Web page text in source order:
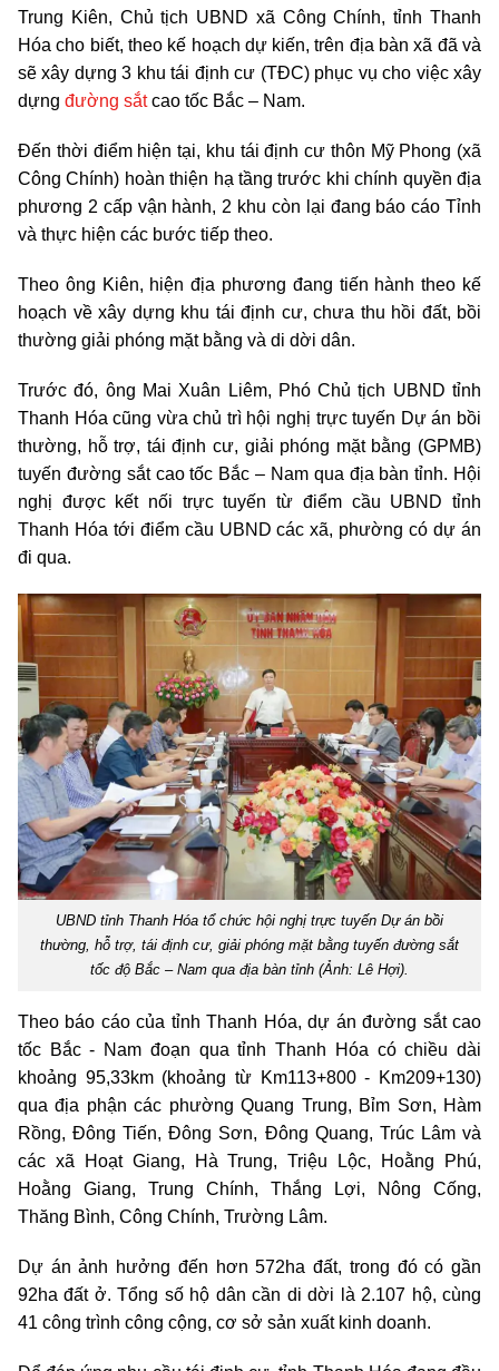
Trung Kiên, Chủ tịch UBND xã Công Chính, tỉnh Thanh
Hóa cho biết, theo kế hoạch dự kiến, trên địa bàn xã đã và
sẽ xây dựng 3 khu tái định cư (TĐC) phục vụ cho việc xây
dựng đường sắtcao tốc Bắc – Nam.
Đến thời điểm hiện tại, khu tái định cư thôn Mỹ Phong (xã
Công Chính) hoàn thiện hạ tầng trước khi chính quyền địa
phương 2 cấp vận hành, 2 khu còn lại đang báo cáo Tỉnh
và thực hiện các bước tiếp theo.
Theo ông Kiên, hiện địa phương đang tiến hành theo kế
hoạch về xây dựng khu tái định cư, chưa thu hồi đất, bồi
thường giải phóng mặt bằng và di dời dân.
Trước đó, ông Mai Xuân Liêm, Phó Chủ tịch UBND tỉnh
Thanh Hóa cũng vừa chủ trì hội nghị trực tuyến Dự án bồi
thường, hỗ trợ, tái định cư, giải phóng mặt bằng (GPMB)
tuyến đường sắt cao tốc Bắc – Nam qua địa bàn tỉnh. Hội
nghị được kết nối trực tuyến từ điểm cầu UBND tỉnh
Thanh Hóa tới điểm cầu UBND các xã, phường có dự án
đi qua.
UBND tỉnh Thanh Hóa tổ chức hội nghị trực tuyến Dự án bồi
thường, hỗ trợ, tái định cư, giải phóng mặt bằng tuyến đường sắt
tốc độ Bắc – Nam qua địa bàn tỉnh (Ảnh: Lê Hợi).
Theo báo cáo của tỉnh Thanh Hóa, dự án đường sắt cao
tốc Bắc - Nam đoạn qua tỉnh Thanh Hóa có chiều dài
khoảng 95,33km (khoảng từ Km113+800 - Km209+130)
qua địa phận các phường Quang Trung, Bỉm Sơn, Hàm
Rồng, Đông Tiến, Đông Sơn, Đông Quang, Trúc Lâm và
các xã Hoạt Giang, Hà Trung, Triệu Lộc, Hoằng Phú,
Hoằng Giang, Trung Chính, Thắng Lợi, Nông Cống,
Thăng Bình, Công Chính, Trường Lâm.
Dự án ảnh hưởng đến hơn 572ha đất, trong đó có gần
92ha đất ở. Tổng số hộ dân cần di dời là 2.107 hộ, cùng
41 công trình công cộng, cơ sở sản xuất kinh doanh.